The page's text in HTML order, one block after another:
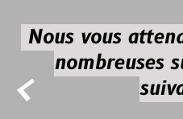

Nous vous
nombreuses